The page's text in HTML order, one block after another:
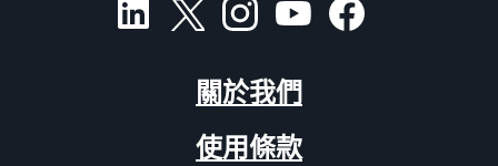
關於我們
使用條款